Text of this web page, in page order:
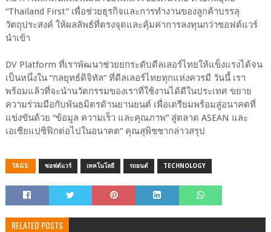
“Thailand First” เพื่อช่วยธุรกิจและการทำงานของลูกค้าบรรลุ
วัตถุประสงค์ ให้ผลลัพธ์ที่ตรงจุดและคุ้มค่าการลงทุนกว่าซอฟต์แวร์
นำเข้า
DV Platform ที่เราพัฒนาช่วยยกระดับดีลเลอร์ไทยให้แข็งแรงได้จน
เป็นหนึ่งใน “กลยุทธ์ดิจิทัล” ที่ดีลเลอร์ไทยทุกแห่งควรมี วันนี้ เรา
พร้อมแล้วที่จะนำนวัตกรรมของเราที่ใช้งานได้ดีในประเทศ ขยาย
ความร่วมมือกับพันธมิตรด้านยานยนต์ เพื่อเตรียมพร้อมสู่อนาคตที่
แข่งขันด้วย “ข้อมูล ความเร็ว และคุณภาพ” สู่ตลาด ASEAN และ
เอเชียแปซิฟิกต่อไปในอนาคต” คุณสุพิชชากล่าวสรุป
TAGS: ซอฟต์แวร์ เทคโนโลยี รถยนต์ TECHNOLOGY
RELATED POSTS